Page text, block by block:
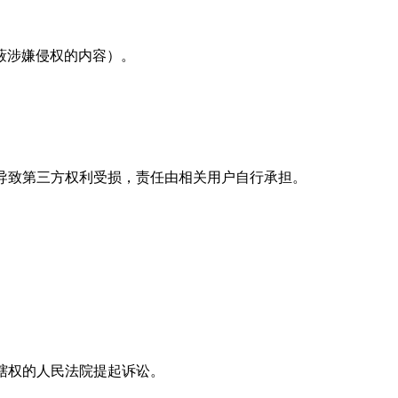
嫌侵权的内容）。
第三方权利受损，责任由相关用户自行承担。
的人民法院提起诉讼。